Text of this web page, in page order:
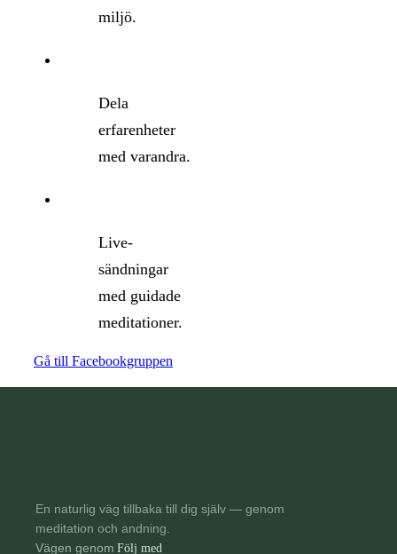
miljö.
Dela
erfarenheter
med varandra.
Live-
sändningar
med guidade
meditationer.
Gå till Facebookgruppen
En naturlig väg tillbaka till dig själv — genom
meditation och andning.
Vägen genom Följ med